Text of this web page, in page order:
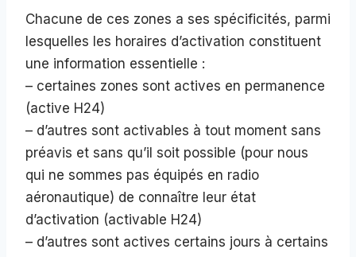
Chacune de ces zones a ses spécificités, parmi
lesquelles les horaires d’activation constituent
une information essentielle :
– certaines zones sont actives en permanence
(active H24)
– d’autres sont activables à tout moment sans
préavis et sans qu’il soit possible (pour nous
qui ne sommes pas équipés en radio
aéronautique) de connaître leur état
d’activation (activable H24)
– d’autres sont actives certains jours à certains